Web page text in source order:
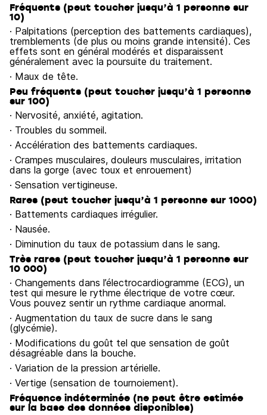
Fréquents (peut toucher jusqu’à 1 personne sur
10)
· Palpitations (perception des battements cardiaques),
tremblements (de plus ou moins grande intensité). Ces
effets sont en général modérés et disparaissent
généralement avec la poursuite du traitement.
· Maux de tête.
Peu fréquents (peut toucher jusqu’à 1 personne
sur 100)
· Nervosité, anxiété, agitation.
· Troubles du sommeil.
· Accélération des battements cardiaques.
· Crampes musculaires, douleurs musculaires, irritation
dans la gorge (avec toux et enrouement)
· Sensation vertigineuse.
Rares (peut toucher jusqu’à 1 personne sur 1000)
· Battements cardiaques irrégulier.
· Nausée.
· Diminution du taux de potassium dans le sang.
Très rares (peut toucher jusqu’à 1 personne sur
10 000)
· Changements dans l’électrocardiogramme (ECG), un
test qui mesure le rythme électrique de votre cœur.
Vous pouvez sentir un rythme cardiaque anormal.
· Augmentation du taux de sucre dans le sang
(glycémie).
· Modifications du goût tel que sensation de goût
désagréable dans la bouche.
· Variation de la pression artérielle.
· Vertige (sensation de tournoiement).
Fréquence indéterminée (ne peut être estimée
sur la base des données disponibles)